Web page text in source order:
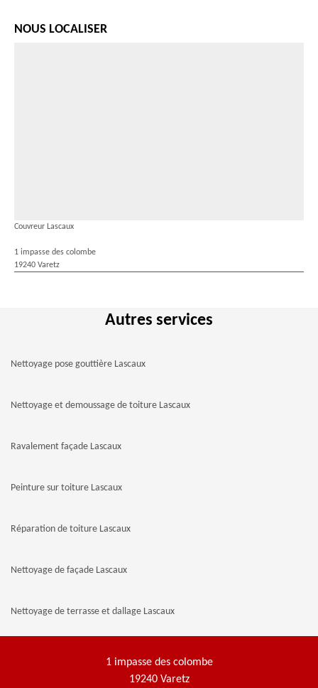
NOUS LOCALISER
Couvreur Lascaux
1 impasse des colombe
19240 Varetz
Autres services
Nettoyage pose gouttière Lascaux
Nettoyage et demoussage de toiture Lascaux
Ravalement façade Lascaux
Peinture sur toiture Lascaux
Réparation de toiture Lascaux
Nettoyage de façade Lascaux
Nettoyage de terrasse et dallage Lascaux
1 impasse des colombe
19240 Varetz